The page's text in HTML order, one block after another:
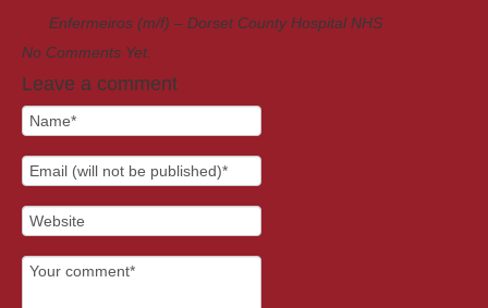
Enfermeiros (m/f) – Dorset County Hospital NHS
No Comments Yet.
Leave a comment